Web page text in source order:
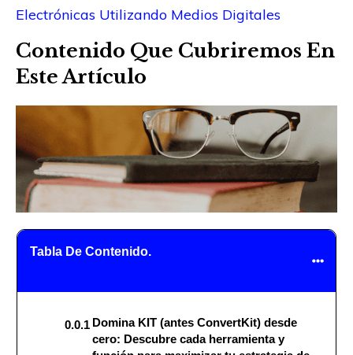
Electrónicas Utilizando Medios Digitales
Contenido Que Cubriremos En
Este Artículo
Tabla De Contenido.
0.0.1 Domina KIT (antes ConvertKit) desde
cero: Descubre cada herramienta y